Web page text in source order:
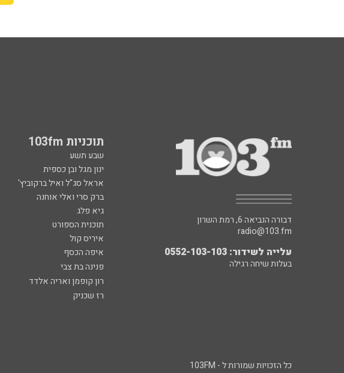
תוכניות 103fm
שבע תשע
ינון מגל ובן כספית
אראל סג"ל ואיל ברקוביץ'
ברק סרי ואלי אוחנה
גיא פלג
תוכנית הספורט
איריס קול
איפה הכסף
פנינה בת צבי
רון קופמן ואריה אלדד
רז שכניק
דבורה הנביאה 6, רמת השרון
radio@103.fm
עלייה לשידור: 0552-103-103
בעלות שיחה רגילה
כל הזכויות שמורות ל - 103FM